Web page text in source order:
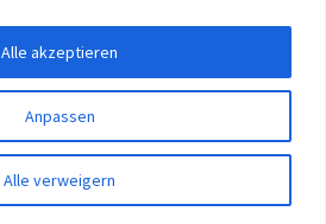
Anpassen
Alle verweigern
Alle akzeptieren